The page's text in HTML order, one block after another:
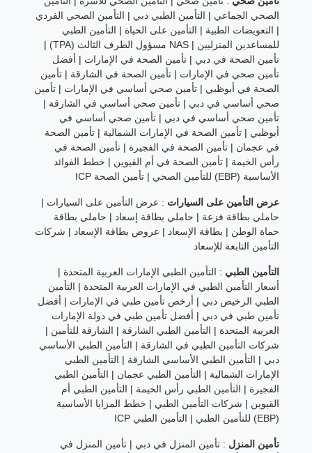
الصحي الجماعي | التأمين الطبي دبي | التأمين الصحي الفردي
| التعويضات الطبية | التأمين على الحياة | التأمين الطبي
للمساعدين المنزليين |NAS مسؤول الطرف الثالث (TPA)
|
تأمين الصحة في دبي |تأمين الصحة في الإمارات | أفضل
تأمين صحي في الإمارات |تأمين الصحة في الشارقة |تأمين
الصحة في أبوظبي |تأمين صحي أساسي في الإمارات |تأمين
صحي أساسي في دبي |تأمين صحي أساسي في الشارقة |
تأمين صحي أساسي في دبي |تأمين صحي أساسي في
أبوظبي |تأمين الصحة في الإمارات الشمالية |تأمين الصحة
في عجمان |تأمين الصحة في الفجيرة |تأمين الصحة في
رأس الخيمة |تأمين الصحة في أم القيوين | خطط الفوائد
الأساسية (EBP) للتأمين الصحي
|تأمين الصحة ICP
عرض التأمين على السيارات : عرض التأمين على السيارات |
حاملي بطاقة فزعة | حاملي بطاقة إسعاد | حاملي بطاقة
حماة الوطن | بطاقة الإسعاد | عروض بطاقة الإسعاد | شركات
التأمين التابعة للإسعاد
التأمين الطبي : التأمين الطبي الإمارات العربية المتحدة |
أسعار التأمين الطبي في الإمارات العربية المتحدة | التأمين
الطبي الرخيص دبي | أرخص تأمين طبي في الإمارات | أفضل
تأمين طبي في دبي | أفضل تأمين طبي في دولة الإمارات
العربية المتحدة | التأمين الطبي الشارقة | الشارقة للتأمين |
شركات التأمين الطبي في الشارقة | التأمين الطبي الأساسي
دبي | التأمين الطبي الأساسي الشارقة | التأمين الطبي
الإمارات الشمالية | التأمين الطبي عجمان | التأمين الطبي
الفجيرة | التأمين الطبي رأس الخيمة | التأمين الطبي أم
القيوين | شركات التأمين الطبي | خطط المزايا الأساسية
(EBP) للتأمين الطبي
| التأمين الطبي ICP
تأمين المنزل :تأمين المنزل في دبي |تأمين المنزل في